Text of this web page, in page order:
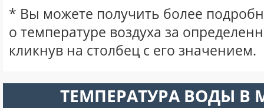
* Вы можете получить более
о температуре воздуха за
кликнув на столбец с его значением.
ТЕМПЕРАТУРА ВОДЫ В